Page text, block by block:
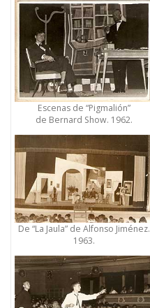
Escenas de “Pigmalión”
de Bernard Show. 1962.
De “La Jaula” de Alfonso Jiménez.
1963.